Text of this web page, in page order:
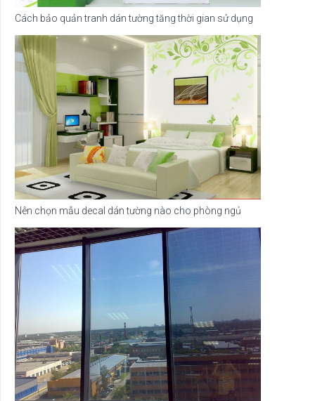
Cách bảo quản tranh dán tường tăng thời gian sử dụng
Nên chọn mẫu decal dán tường nào cho phòng ngủ